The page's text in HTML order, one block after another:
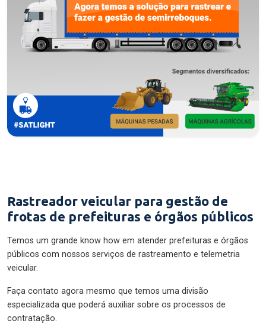
Rastreador veicular para gestão de
frotas de prefeituras e órgãos públicos
Temos um grande know how em atender prefeituras e órgãos
públicos com nossos serviços de rastreamento e telemetria
veicular.
Faça contato agora mesmo que temos uma divisão
especializada que poderá auxiliar sobre os processos de
contratação.